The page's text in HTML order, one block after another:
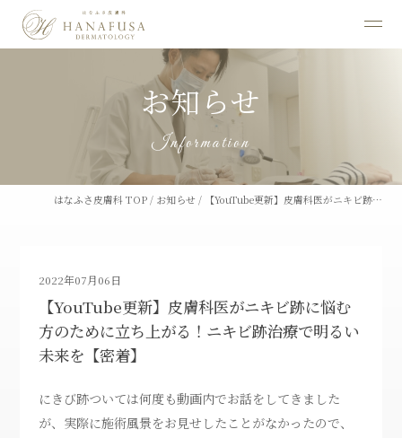
お知らせ
Information
はなふさ皮膚科 TOP / お知らせ / 【YouTube更新】皮膚科医がニキビ跡…
2022年07月06日
【YouTube更新】皮膚科医がニキビ跡に悩む
方のために立ち上がる！ニキビ跡治療で明るい
未来を【密着】
にきび跡ついては何度も動画内でお話をしてきました
が、実際に施術風景をお見せしたことがなかったので、